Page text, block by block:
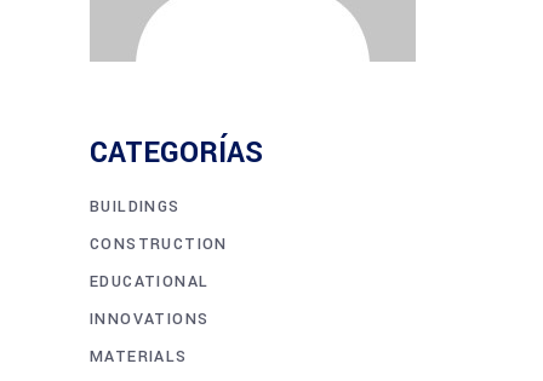
CATEGORÍAS
BUILDINGS
CONSTRUCTION
EDUCATIONAL
INNOVATIONS
MATERIALS